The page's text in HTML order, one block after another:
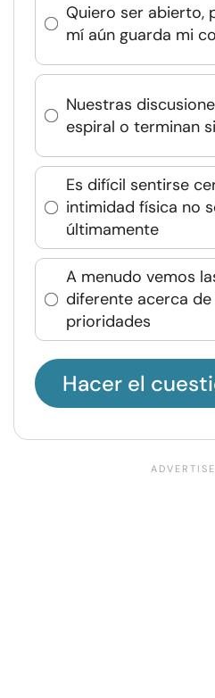
Quiero ser abierto,
mí aún guarda mi
Nuestras
espiral o terminan
Es difícil sentirse
intimidad física no
últimamente
A menudo vemos
diferente acerca
prioridades
Hacer el